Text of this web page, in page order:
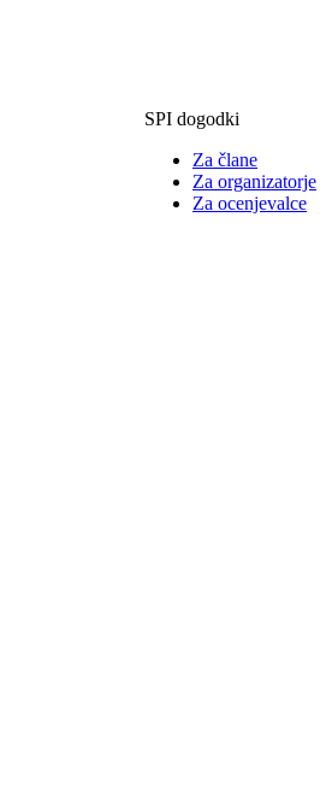
SPI dogodki
Za člane
Za organizatorje
Za ocenjevalce